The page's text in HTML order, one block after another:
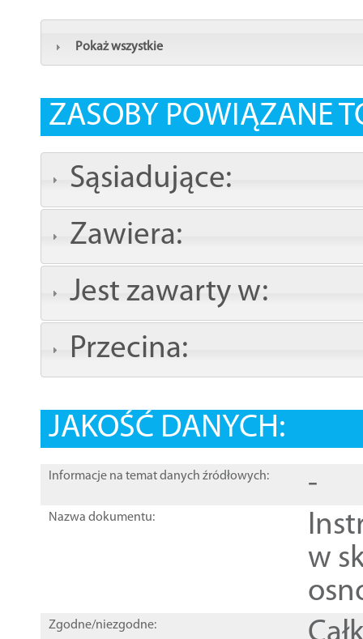
Pokaż wszystkie
ZASOBY POWIĄZANE
Sąsiadujące:
Zawiera:
Jest zawarty w:
Przecina:
JAKOŚĆ DANYCH:
Informacje na temat danych źródłowych: -
Nazwa dokumentu:
w
Zgodne/niezgodne: